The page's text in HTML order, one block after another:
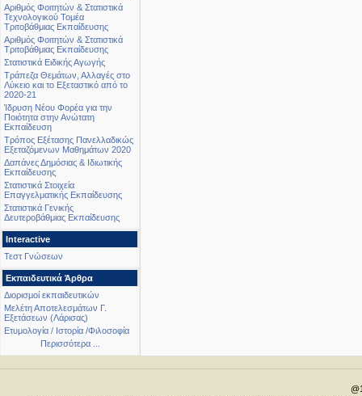
Αριθμός Φοιτητών & Στατιστικά
Τεχνολογικού Τομέα
Τριτοβάθμιας Εκπαίδευσης
Αριθμός Φοιτητών & Στατιστικά
Τριτοβάθμιας Εκπαίδευσης
Στατιστικά Ειδικής Αγωγής
Τράπεζα Θεμάτων, Αλλαγές στο
Λύκειο και το Εξεταστικό από το
2020-21
Ίδρυση Νέου Φορέα για την
Ποιότητα στην Ανώτατη
Εκπαίδευση
Τρόπος Εξέτασης Πανελλαδικώς
Εξεταζόμενων Μαθημάτων 2020
Δαπάνες Δημόσιας & Ιδιωτικής
Εκπαίδευσης
Στατιστικά Στοιχεία
Επαγγελματικής Εκπαίδευσης
Στατιστικά Γενικής
Δευτεροβάθμιας Εκπαίδευσης
Interactive
Τεστ Γνώσεων
Εκπαιδευτικά Άρθρα
Διορισμοί εκπαιδευτικών
Μελέτη Αποτελεσμάτων Γ.
Εξετάσεων (Λάρισας)
Ετυμολογία / Ιστορία /Φιλοσοφία
Περισσότερα ...